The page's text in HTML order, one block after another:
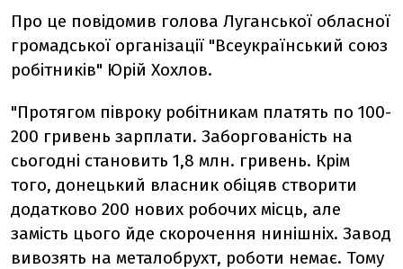
Про це повідомив голова Луганської обласної
громадської організації "Всеукраїнський союз
робітників" Юрій Хохлов.
"Протягом півроку робітникам платять по 100-
200 гривень зарплати. Заборгованість на
сьогодні становить 1,8 млн. гривень. Крім
того, донецький власник обіцяв створити
додатково 200 нових робочих місць, але
замість цього йде скорочення нинішніх. Завод
вивозять на металобрухт, роботи немає. Тому